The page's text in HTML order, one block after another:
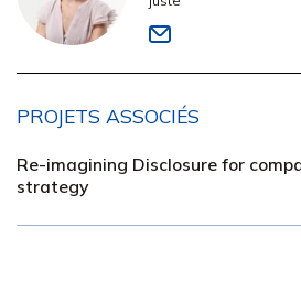
PROJETS ASSOCIÉS
Re-imagining Disclosure for
strategy